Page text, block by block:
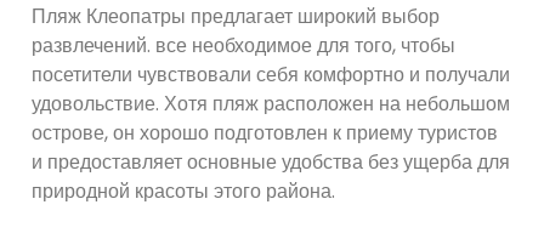
Пляж Клеопатры предлагает широкий выбор
развлечений. все необходимое для того, чтобы
посетители чувствовали себя комфортно и получали
удовольствие. Хотя пляж расположен на небольшом
острове, он хорошо подготовлен к приему туристов
и предоставляет основные удобства без ущерба для
природной красоты этого района.